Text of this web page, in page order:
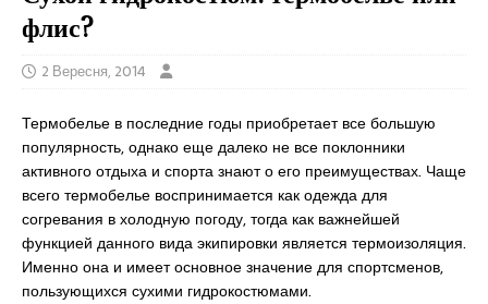
флис?
2 Вересня, 2014
Термобелье в последние годы приобретает все большую
популярность, однако еще далеко не все поклонники
активного отдыха и спорта знают о его преимуществах. Чаще
всего термобелье воспринимается как одежда для
согревания в холодную погоду, тогда как важнейшей
функцией данного вида экипировки является термоизоляция.
Именно она и имеет основное значение для спортсменов,
пользующихся сухими гидрокостюмами.